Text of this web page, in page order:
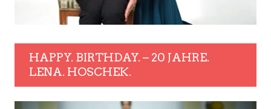
HAPPY. BIRTHDAY. – 20 JAHRE.
LENA. HOSCHEK.